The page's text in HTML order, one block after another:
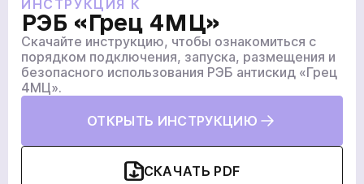
ИНСТРУКЦИЯ К
РЭБ «Грец 4МЦ»
Скачайте инструкцию, чтобы ознакомиться с
порядком подключения, запуска, размещения и
безопасного использования РЭБ антискид «Грец
4МЦ».
ОТКРЫТЬ ИНСТРУКЦИЮ
СКАЧАТЬ PDF